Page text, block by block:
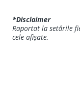
*Disclaimer
Raportat la setările
cele afișate.